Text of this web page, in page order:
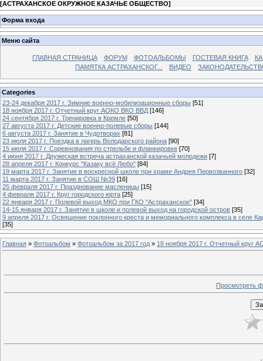
[АСТРАХАНСКОЕ ОКРУЖНОЕ КАЗАЧЬЕ ОБЩЕСТВО]
Форма входа
Меню сайта
ГЛАВНАЯ СТРАНИЦА ФОРУМ ФОТОАЛЬБОМЫ ГОСТЕВАЯ КНИГА
ПАМЯТКА АСТРАХАНСКОГ...
ВИДЕО
Categories
23-24 декабря 2017 г. Зимние военно-мобилизационные сборы [51]
18 ноября 2017 г. Отчетный круг АОКО ВКО ВВД [146]
24 сентября 2017 г. Тренировка в Кремле [50]
27 августа 2017 г. Детские военно-полевые сборы [144]
6 августа 2017 г. Занятие в Чудотворах [81]
23 июля 2017 г. Поездка в лагерь Володарского района [90]
15 июля 2017 г. Соревнования по стрельбе и фланкировке [70]
4 июня 2017 г. Дружеская встреча астраханской казачьей молодежи [7]
28 апреля 2017 г. Конкурс "Казаку всё Любо" [84]
19 марта 2017 г. Занятие в воскресной школе при храме Андрея Первозванного [32]
11 марта 2017 г. Занятие в СОШ №39 [16]
25 февраля 2017 г. Празднование масленицы [15]
4 февраля 2017 г. Круг городского юрта [25]
22 января 2017 г. Полевой выход МКО при ГКО "Астраханское" [34]
14-15 января 2017 г. Занятие в школе и полевой выход на городской остров [35]
9 апреля 2017 г. Освящение поклонного креста и мемориального комплекса в селе
[35]
Главная » Фотоальбом » Фотоальбом за 2017 год » 18 ноября 2017 г. Отчетный круг
Просмотреть